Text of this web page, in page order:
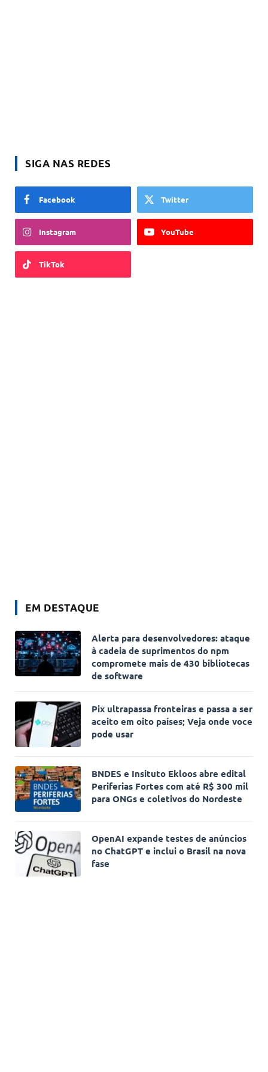
SIGA NAS REDES
Facebook Twitter
Instagram YouTube
TikTok
EM DESTAQUE
Alerta para desenvolvedores: ataque
à cadeia de suprimentos do npm
compromete mais de 430 bibliotecas
de software
Pix ultrapassa fronteiras e passa a ser
aceito em oito países; Veja onde voce
pode usar
BNDES e Insituto Ekloos abre edital
Periferias Fortes com até R$ 300 mil
para ONGs e coletivos do Nordeste
OpenAI expande testes de anúncios
no ChatGPT e inclui o Brasil na nova
fase